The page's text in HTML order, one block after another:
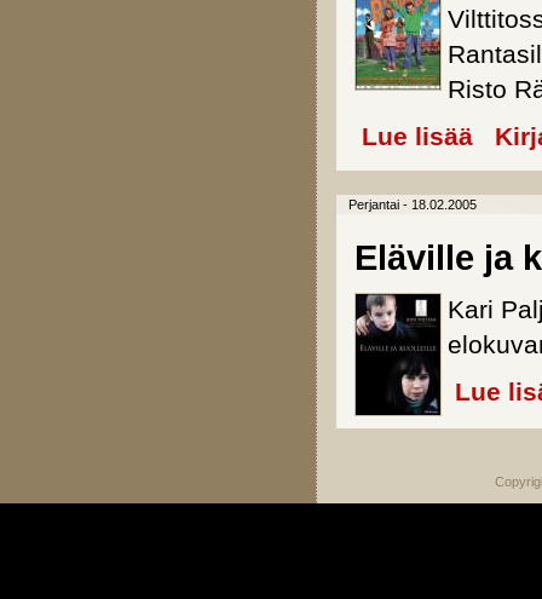
Risto
Lue lisää about
Perjantai - 18.02.2005
Eläville ja
Kari
Lue